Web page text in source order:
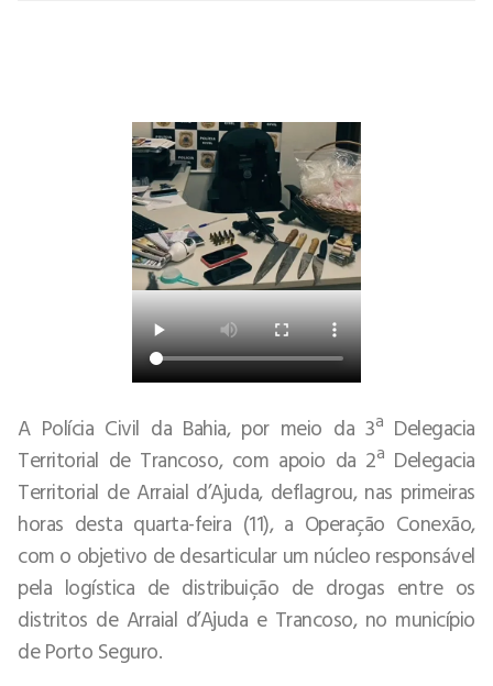
A Polícia Civil da Bahia, por meio da 3ª Delegacia
Territorial de Trancoso, com apoio da 2ª Delegacia
Territorial de Arraial d’Ajuda, deflagrou, nas primeiras
horas desta quarta-feira (11), a Operação Conexão,
com o objetivo de desarticular um núcleo responsável
pela logística de distribuição de drogas entre os
distritos de Arraial d’Ajuda e Trancoso, no município
de Porto Seguro.